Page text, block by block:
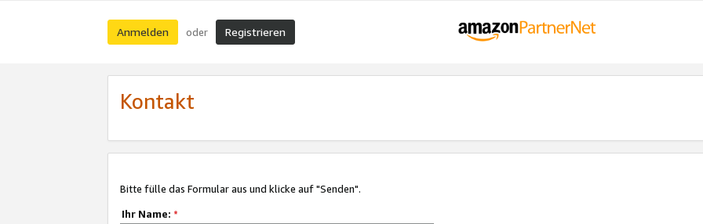
Anmelden oder Registrieren
Kontakt
Bitte fülle das Formular aus und klicke auf "Senden".
Ihr Name: *